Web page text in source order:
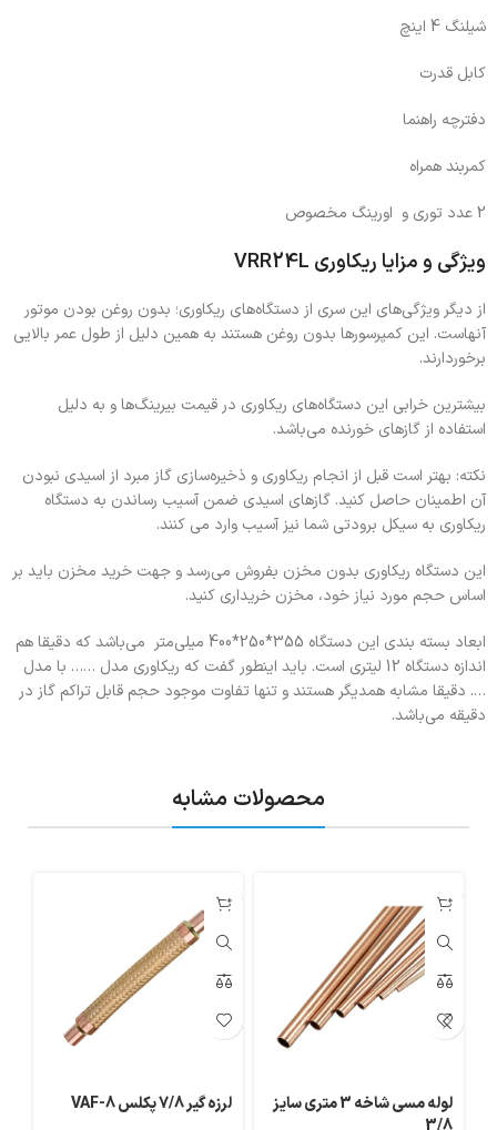
شیلنگ 4 اینچ
کابل قدرت
دفترچه راهنما
کمربند همراه
2 عدد توری و اورینگ مخصوص
ویژگی و مزایا ریکاوری VRR24L
از دیگر ویژگی‌های این سری از دستگاه‌های ریکاوری؛ بدون روغن بودن موتور
آنهاست. این کمپرسورها بدون روغن هستند به همین دلیل از طول عمر بالایی
برخوردارند.
بیشترین خرابی این دستگاه‌های ریکاوری در قیمت بیرینگ‌ها و به دلیل
استفاده از گازهای خورنده می‌باشد.
نکته: بهتر است قبل از انجام ریکاوری و ذخیره‌سازی گاز مبرد از اسیدی نبودن
آن اطمینان حاصل کنید. گازهای اسیدی ضمن آسیب رساندن به دستگاه
ریکاوری به سیکل برودتی شما نیز آسیب وارد می کنند.
این دستگاه ریکاوری بدون مخزن بفروش می‌رسد و جهت خرید مخزن باید بر
اساس حجم مورد نیاز خود، مخزن خریداری کنید.
ابعاد بسته بندی این دستگاه 355*250*400 میلی‌متر می‌باشد که دقیقا هم
اندازه دستگاه 12 لیتری است. باید اینطور گفت که ریکاوری مدل …… با مدل
…. دقیقا مشابه همدیگر هستند و تنها تفاوت موجود حجم قابل تراکم گاز در
دقیقه می‌باشد.
محصولات مشابه
لوله مسی شاخه 3 متری سایز
لرزه گیر 7/8 پکلس VAF-8